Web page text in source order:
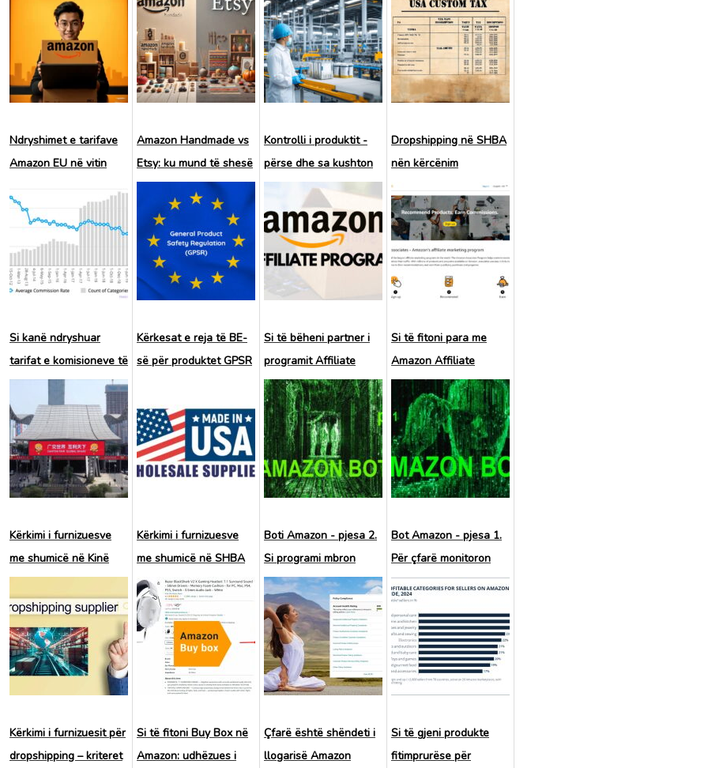
Ndryshimet e tarifave
Amazon EU në vitin
Amazon Handmade vs
Etsy: ku mund të shesë
më mirë një mjeshtër i
punuar me dorë?
Kontrolli i produktit -
përse dhe sa kushton
Dropshipping në SHBA
nën kërcënim
Si kanë ndryshuar
tarifat e komisioneve të
programit të
partnerëve Amazon
Kërkesat e reja të BE-
së për produktet GPSR
Si të bëheni partner i
programit Affiliate
Amazon Associates
Si të fitoni para me
Amazon Affiliate
Program: sekretet e një
biznesi të suksesshëm
Kërkimi i furnizuesve
me shumicë në Kinë
Kërkimi i furnizuesve
me shumicë në SHBA
dhe Kanada
Boti Amazon - pjesa 2.
Si programi mbron
blerësit e marketplace
nga manipulimet e
shitësve
Bot Amazon - pjesa 1.
Për çfarë monitoron
programi i tregut
Kërkimi i furnizuesit për
dropshipping – kriteret
Si të fitoni Buy Box në
Amazon: udhëzues i
Çfarë është shëndeti i
llogarisë Amazon
Si të gjeni produkte
fitimprurëse për